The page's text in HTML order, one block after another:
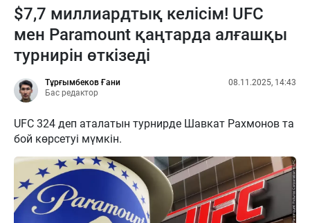
$7,7 миллиардтық келісім! UFC
мен Paramount қаңтарда алғашқы
турнирін өткізеді
Тұрғымбеков Ғани
Бас редактор
08.11.2025, 14:43
UFC 324 деп аталатын турнирде Шавкат Рахмонов та
бой көрсетуі мүмкін.